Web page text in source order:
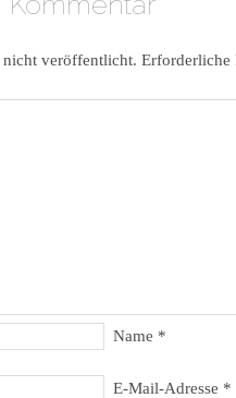
veröffentlicht.
Name *
E-Mail-Adresse *